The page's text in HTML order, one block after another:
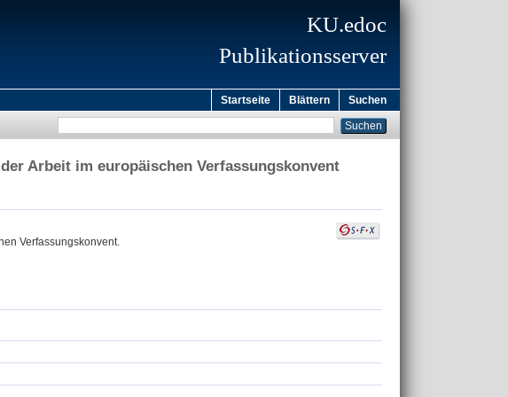
KU.edoc
Publikationsserver
Startseite Blättern Suchen
Arbeit im europäischen Verfassungskonvent
Verfassungskonvent.